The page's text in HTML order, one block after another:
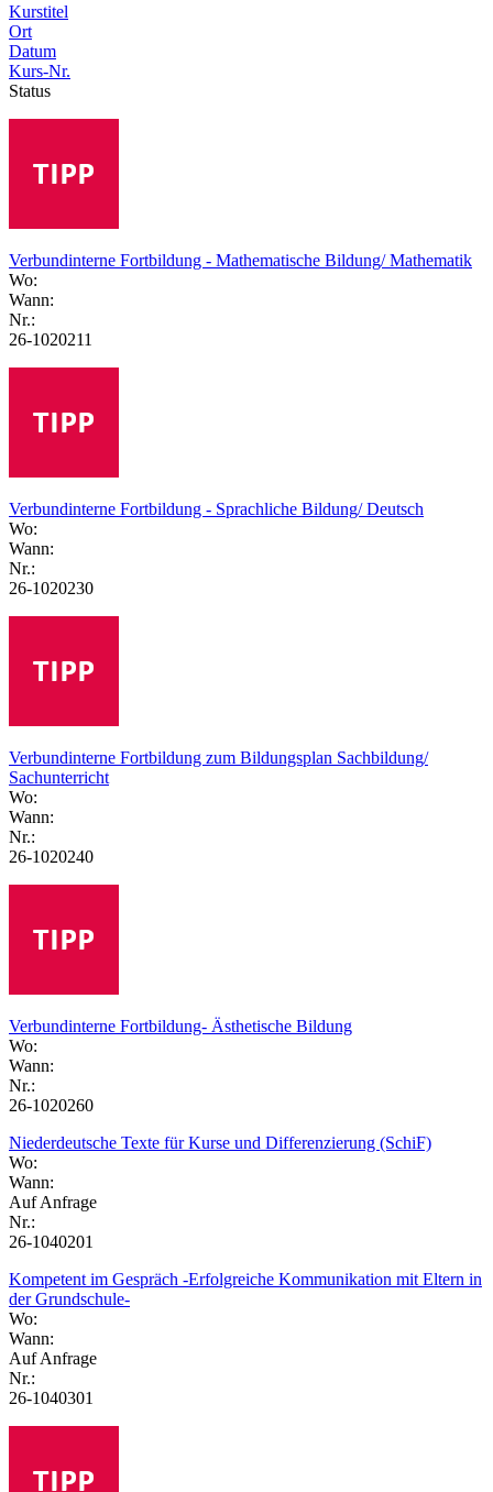
Kurstitel
Ort
Datum
Kurs-Nr.
Status
Verbundinterne Fortbildung - Mathematische Bildung/ Mathematik
Wo:
Wann:
Nr.:
26-1020211
Verbundinterne Fortbildung - Sprachliche Bildung/ Deutsch
Wo:
Wann:
Nr.:
26-1020230
Verbundinterne Fortbildung zum Bildungsplan Sachbildung/
Sachunterricht
Wo:
Wann:
Nr.:
26-1020240
Verbundinterne Fortbildung- Ästhetische Bildung
Wo:
Wann:
Nr.:
26-1020260
Niederdeutsche Texte für Kurse und Differenzierung (SchiF)
Wo:
Wann:
Auf Anfrage
Nr.:
26-1040201
Kompetent im Gespräch -Erfolgreiche Kommunikation mit Eltern in
der Grundschule-
Wo:
Wann:
Auf Anfrage
Nr.:
26-1040301